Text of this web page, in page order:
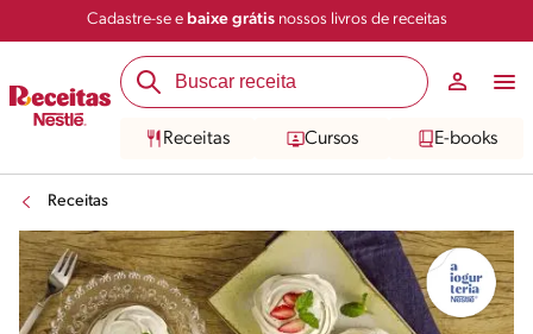
Cadastre-se e baixe grátisnossos livros de receitas
Receitas Cursos E-books
Receitas
Salvar Compartilhar